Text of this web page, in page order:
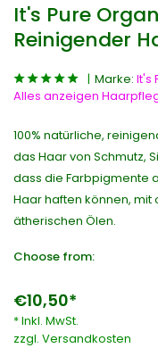
It's Pure
Reinigender
Marke: It's
Alles anzeigen
100% natürliche,
das Haar von Schmutz,
dass die Farbpigmente
Haar haften können,
ätherischen Ölen.
Choose from:
€10,50*
* Inkl. MwSt.
zzgl. Versandkosten